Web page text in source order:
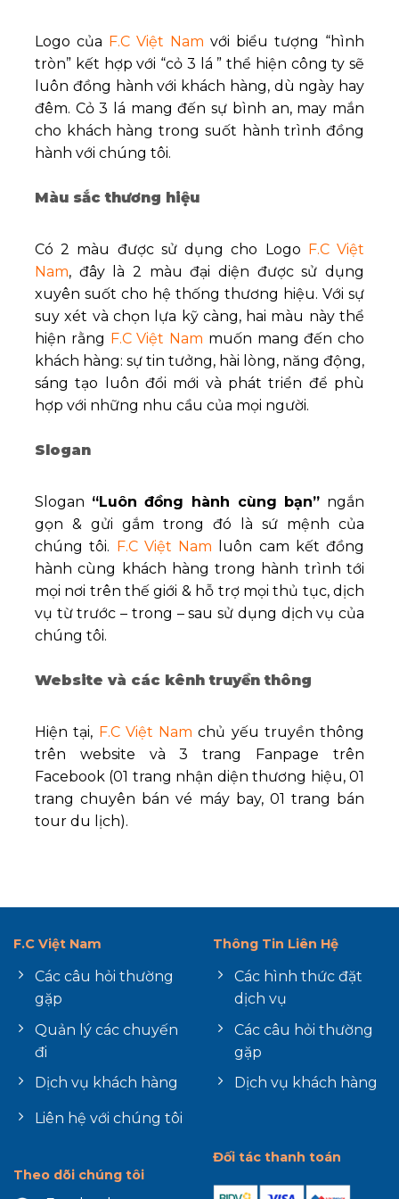
Logo của F.C Việt Nam với biểu tượng “hình
tròn” kết hợp với “cỏ 3 lá ” thể hiện công ty sẽ
luôn đồng hành với khách hàng, dù ngày hay
đêm. Cỏ 3 lá mang đến sự bình an, may mắn
cho khách hàng trong suốt hành trình đồng
hành với chúng tôi.
Màu sắc thương hiệu
Có 2 màu được sử dụng cho Logo F.C Việt
Nam, đây là 2 màu đại diện được sử dụng
xuyên suốt cho hệ thống thương hiệu. Với sự
suy xét và chọn lựa kỹ càng, hai màu này thể
hiện rằng F.C Việt Nam muốn mang đến cho
khách hàng: sự tin tưởng, hài lòng, năng động,
sáng tạo luôn đổi mới và phát triển để phù
hợp với những nhu cầu của mọi người.
Slogan
Slogan “Luôn đồng hành cùng bạn” ngắn
gọn & gửi gắm trong đó là sứ mệnh của
chúng tôi. F.C Việt Nam luôn cam kết đồng
hành cùng khách hàng trong hành trình tới
mọi nơi trên thế giới & hỗ trợ mọi thủ tục, dịch
vụ từ trước – trong – sau sử dụng dịch vụ của
chúng tôi.
Website và các kênh truyền thông
Hiện tại, F.C Việt Nam chủ yếu truyền thông
trên website và 3 trang Fanpage trên
Facebook (01 trang nhận diện thương hiệu, 01
trang chuyên bán vé máy bay, 01 trang bán
tour du lịch).
F.C Việt Nam
Các câu hỏi thường
gặp
Quản lý các chuyến
đi
Dịch vụ khách hàng
Liên hệ với chúng tôi
Thông Tin Liên Hệ
Các hình thức đặt
dịch vụ
Các câu hỏi thường
gặp
Dịch vụ khách hàng
Theo dõi chúng tôi
Đối tác thanh toán